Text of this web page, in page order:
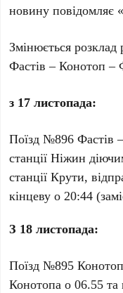
новину повідомляє
Змінюється розклад
Фастів – Конотоп –
з 17 листопада:
Поїзд №896 Фастів
станції Нiжин
станції Крути,
кінцеву о 20:44
З 18 листопада:
Поїзд №895 Конотоп
Конотопа о 06.55 та